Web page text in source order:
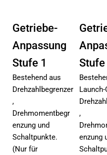
Getriebe-
Anpassung
Stufe 1
Bestehend aus
Drehzahlbegrenzer
,
Drehmomentbegr
enzung und
Schaltpunkte.
(Nur für
Stufe
,
enzung